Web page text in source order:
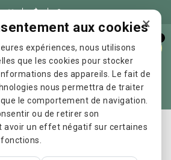
×
aux cookies
expériences, nous utilisons
que les cookies pour stocker
des appareils. Le fait de
nous permettra de traiter
le comportement de navigation.
ou de retirer son
avoir un effet négatif sur certaines

Authentique - Cherry Plum (Prunier)
n 6